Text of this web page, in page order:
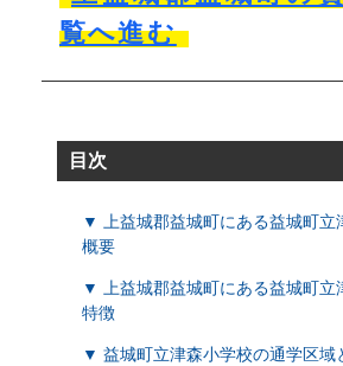
覧へ進む
目次
▼ 上益城郡益城町にある益城町立
概要
▼ 上益城郡益城町にある益城町立
特徴
▼ 益城町立津森小学校の通学区域